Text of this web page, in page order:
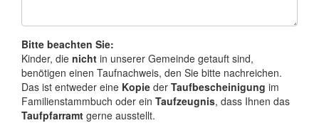
Bitte beachten Sie:
Kinder, die nicht in unserer Gemeinde getauft sind,
benötigen einen Taufnachweis, den Sie bitte nachreichen.
Das ist entweder eine Kopie der Taufbescheinigung im
Familienstammbuch oder ein Taufzeugnis, dass Ihnen das
Taufpfarramt gerne ausstellt.